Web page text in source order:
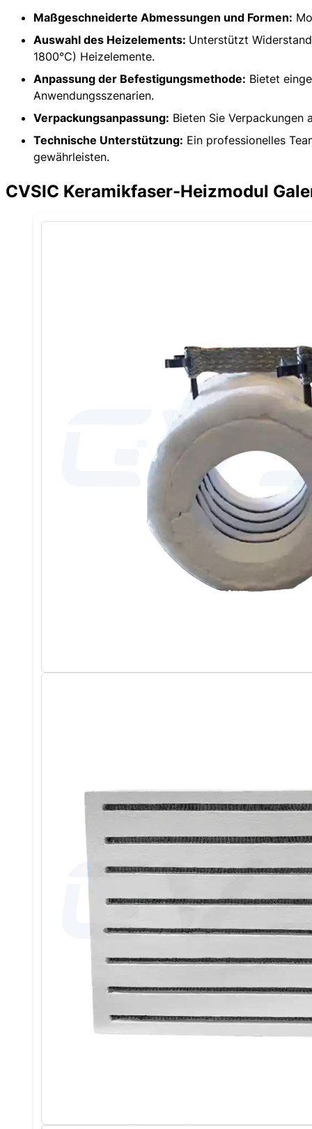
Maßgeschneiderte Abmessungen und Formen:
Auswahl des Heizelements: Unterstützt
1800°C) Heizelemente.
Anpassung der Befestigungsmethode: Bietet
Anwendungsszenarien.
Verpackungsanpassung: Bieten Sie
Technische Unterstützung: Ein professionelles
gewährleisten.
CVSIC Keramikfaser-Heizmodul